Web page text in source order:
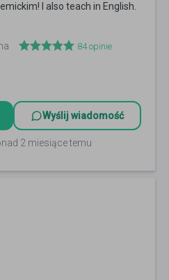
I also teach in English.
84opinie
Wyślij wiadomość
2 miesiące temu